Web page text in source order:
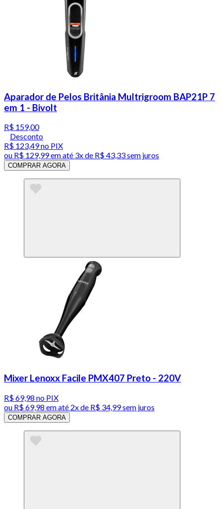
Aparador de Pelos Britânia Multrigroom BAP21P 7
em 1 - Bivolt
R$ 159,00
Desconto
R$ 123,49no PIX
ou R$ 129,99em até 3x de R$ 43,33 sem juros
COMPRAR AGORA
Mixer Lenoxx Facile PMX407 Preto - 220V
R$ 69,98 no PIX
ou R$ 69,98 em até 2x de R$ 34,99 sem juros
COMPRAR AGORA